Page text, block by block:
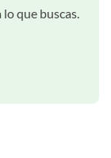
que buscas.